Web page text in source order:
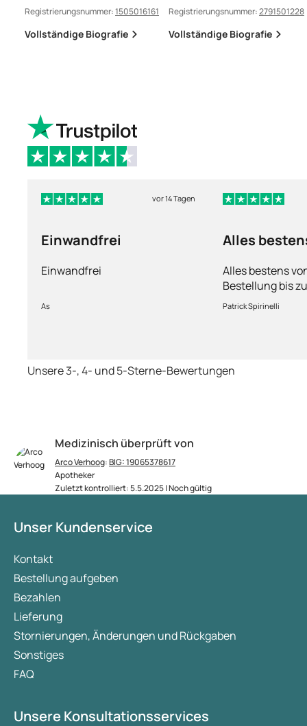
Medizinisch überprüft von
Arco Verhoog:BIG: 19065378617
Apotheker
Zuletzt kontrolliert: 5.5.2025 | Noch gültig
Registrierungsnummer:1505016161
Vollständige Biografie
Registrierungsnummer:2791501228
Vollständige Biografie
vor 14 Tagen
Einwandfrei
Einwandfrei
As
Alles
Alles bestens
Bestellung bis
Ware sorgfältig
schnelle
Patrick Spirinelli
Unsere 3-, 4- und 5-Sterne-Bewertungen
Unser Kundenservice
Kontakt
Bestellung aufgeben
Bezahlen
Lieferung
Stornierungen, Änderungen und Rückgaben
Sonstiges
FAQ
Unsere Konsultationsservices